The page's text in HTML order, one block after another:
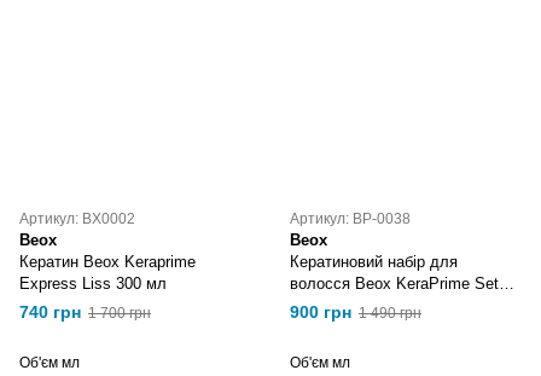
Артикул: BX0002
Beox
Кератин Beox Keraprime
Express Liss 300 мл
740 грн 1 700 грн
Об'єм мл
Артикул: BP-0038
Beox
Кератиновий набір для
волосся Beox KeraPrime Set
Post Keratin 3x 300 мл
900 грн 1 490 грн
Об'єм мл